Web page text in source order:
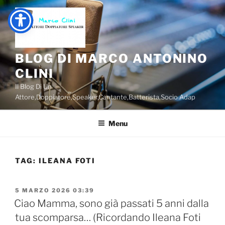
Salta
al
contenuto
BLOG DI MARCO ANTONINO
CLINI
Il Blog Di Un
Attore,Doppiatore,Speaker,Cantante,Batterista,Socio Adap
Menu
TAG: ILEANA FOTI
PUBBLICATO
IL
5 MARZO 2026 03:39
Ciao Mamma, sono già passati 5 anni dalla
tua scomparsa… (Ricordando Ileana Foti